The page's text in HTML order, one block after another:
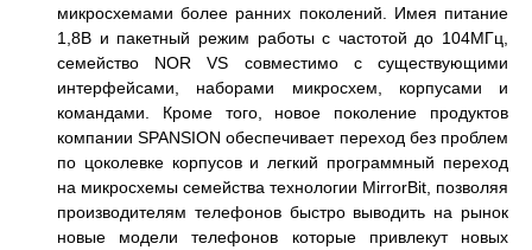
микросхемами более ранних поколений. Имея питание
1,8В и пакетный режим работы с частотой до 104МГц,
семейство NOR VS совместимо с существующими
интерфейсами, наборами микросхем, корпусами и
командами. Кроме того, новое поколение продуктов
компании SPANSION обеспечивает переход без проблем
по цоколевке корпусов и легкий программный переход
на микросхемы семейства технологии MirrorBit, позволяя
производителям телефонов быстро выводить на рынок
новые модели телефонов которые привлекут новых